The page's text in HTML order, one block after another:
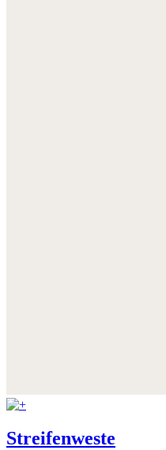
Streifenweste